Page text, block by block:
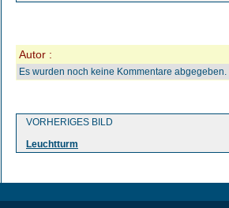
Autor :
Es wurden noch keine Kommentare abgegeben.
VORHERIGES BILD
Leuchtturm